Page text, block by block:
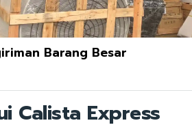
Barang Besar
Calista Express